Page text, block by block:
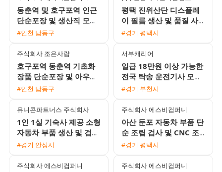
동춘역 및 호구포역 인근
단순포장 및 생산직 모집
무료셔틀 운행과 각종 수
#인천 남동구
평택 진위산단 디스플레
이 필름 생산 및 품질 사
원 모집 초보 가능 및 다
#경기 평택시
주식회사 조은사람
호구포역 동춘역 기초화
장품 단순포장 및 아우터
업무 초보자 환영 무료 셔
#인천 남동구
서부캐리어
일급 18만원 이상 가능한
전국 탁송 운전기사 모집
합니다 (초보 및 외국인
#경기 부천시
유니콘파트너스 주식회사
1인 1실 기숙사 제공 소형
자동차 부품 생산 및 검사
사원 모집
#경기 안성시
주식회사 에스비컴퍼니
아산 둔포 자동차 부품 단
순 조립 검사 및 CNC 조
작원 모집 주간고정 및 2
원 가
#경기 평택시
주식회사 에스비컴퍼니 주식회사 에스비컴퍼니